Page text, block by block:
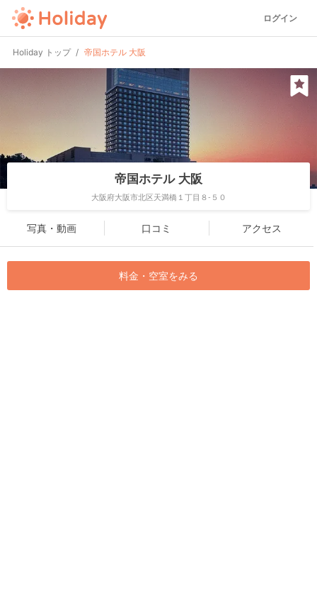
ログイン
Holiday トップ 帝国ホテル 大阪
帝国ホテル 大阪
大阪府大阪市北区天満橋１丁目８-５０
写真・動画 口コミ アクセス
料金・空室をみる